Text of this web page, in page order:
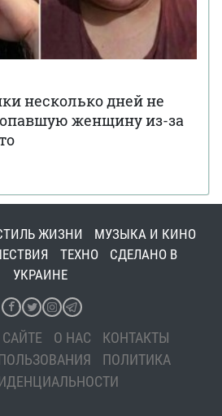
несколько дней не
женщину из-за
ЖИЗНИ
МУЗЫКА И КИНО
ТЕХНО
СДЕЛАНО В
УКРАИНЕ
О НАС
КОНТАКТЫ
ПОЛИТИКА